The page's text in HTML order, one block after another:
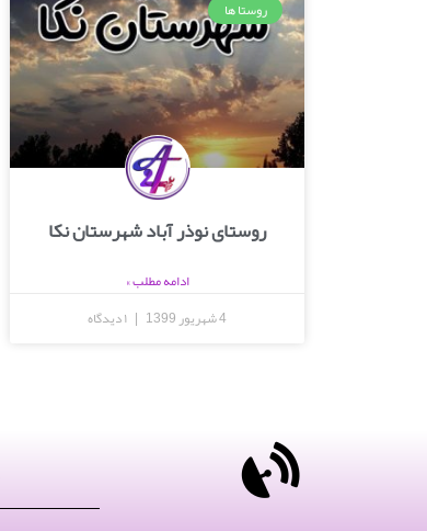
روستا ها
روستای نوذر آباد شهرستان نکا
ادامه مطلب »
4 شهریور 1399